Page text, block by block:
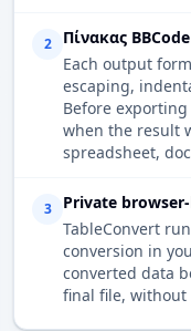
2
Πίνακας
Each output
escaping,
Before exporting
when the result
spreadsheet,
3
Private
TableConvert
conversion in
converted data
final file, without